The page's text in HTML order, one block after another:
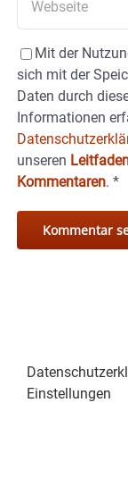
Mit der
sich mit der
Daten durch
Informationen
unseren
Kommentaren. *
Einstellungen